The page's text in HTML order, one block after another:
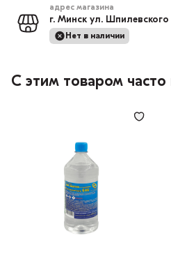
адрес магазина
г. Минск ул. Шпилевского
Нет в наличии
С этим товаром часто